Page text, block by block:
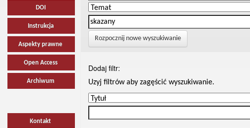
DOI
Instrukcja
Aspekty prawne
Open Access
Archiwum
Kontakt
Rozpocznij nowe wyszukiwanie
Dodaj filtr:
Uzyj filtrów aby zagęścić wyszukiwanie.